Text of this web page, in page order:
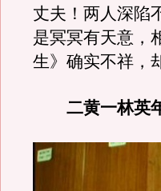
丈夫！两人深陷
是冥冥有天意，
生》确实不祥
二黄一林英年